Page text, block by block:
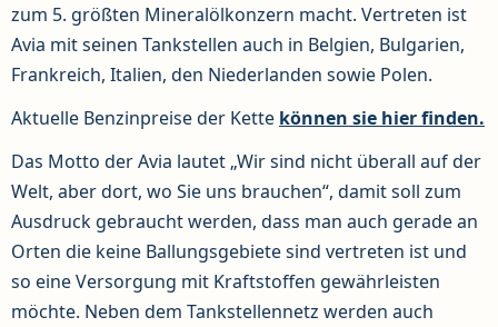
zum 5. größten Mineralölkonzern macht. Vertreten ist
Avia mit seinen Tankstellen auch in Belgien, Bulgarien,
Frankreich, Italien, den Niederlanden sowie Polen.
Aktuelle Benzinpreise der Kette können sie hier finden.
Das Motto der Avia lautet „Wir sind nicht überall auf der
Welt, aber dort, wo Sie uns brauchen“, damit soll zum
Ausdruck gebraucht werden, dass man auch gerade an
Orten die keine Ballungsgebiete sind vertreten ist und
so eine Versorgung mit Kraftstoffen gewährleisten
möchte. Neben dem Tankstellennetz werden auch